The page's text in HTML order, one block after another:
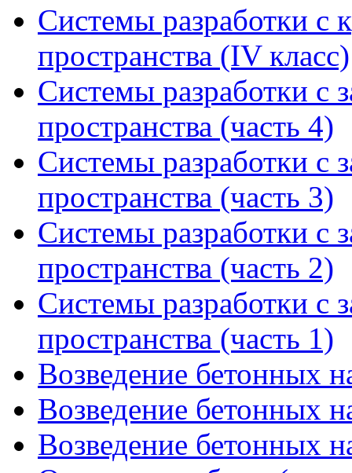
Системы разработки с
пространства (IV класс)
Системы разработки с
пространства (часть 4)
Системы разработки с
пространства (часть 3)
Системы разработки с
пространства (часть 2)
Системы разработки с
пространства (часть 1)
Возведение бетонных
Возведение бетонных
Возведение бетонных